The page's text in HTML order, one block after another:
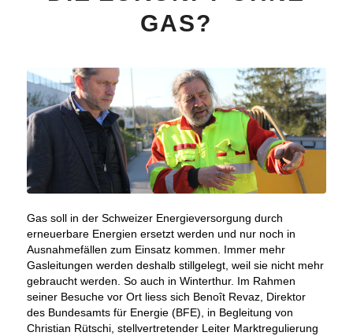
GAS?
Gas soll in der Schweizer Energieversorgung durch
erneuerbare Energien ersetzt werden und nur noch in
Ausnahmefällen zum Einsatz kommen. Immer mehr
Gasleitungen werden deshalb stillgelegt, weil sie nicht mehr
gebraucht werden. So auch in Winterthur. Im Rahmen
seiner Besuche vor Ort liess sich Benoît Revaz, Direktor
des Bundesamts für Energie (BFE), in Begleitung von
Christian Rütschi, stellvertretender Leiter Marktregulierung